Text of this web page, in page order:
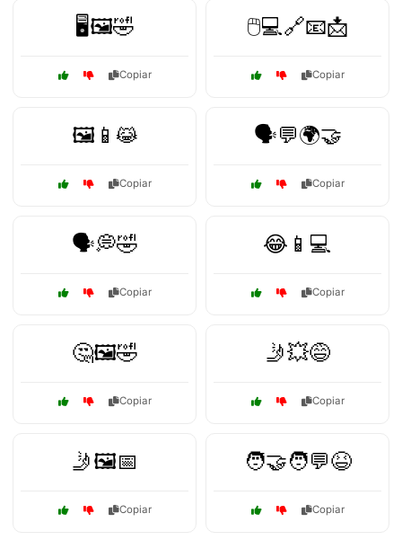
🖥️🖼️🤣
Copiar
🖱️💻🔗📧📩
Copiar
🖼️📱😹
Copiar
🗣️💬🌍🤝
Copiar
🗣️💭🤣
Copiar
😂📱💻
Copiar
🤔🖼️🤣
Copiar
🤳💥😅
Copiar
🤳🖼️📅
Copiar
🧑‍🤝‍🧑💬😆
Copiar